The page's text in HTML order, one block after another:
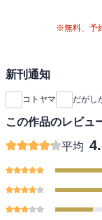
※無料、予
新刊通知
コトヤマ だがし
この作品のレビュ
平均